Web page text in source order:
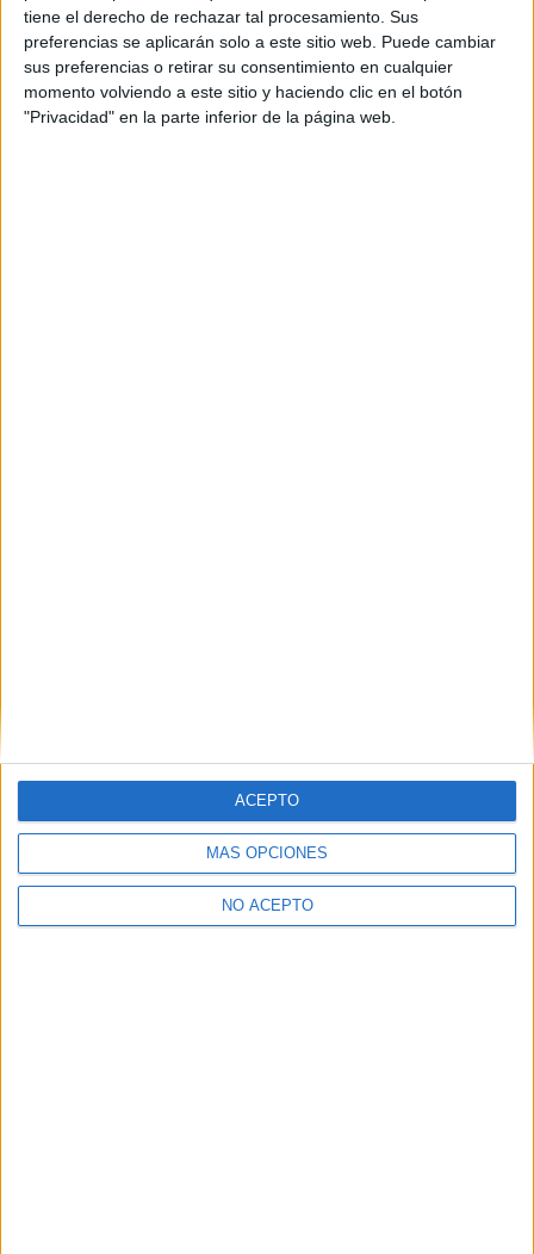
tiene el derecho de rechazar tal procesamiento. Sus
preferencias se aplicarán solo a este sitio web. Puede cambiar
sus preferencias o retirar su consentimiento en cualquier
momento volviendo a este sitio y haciendo clic en el botón
"Privacidad" en la parte inferior de la página web.
MÁS OPCIONES
NO ACEPTO
ACEPTO
Términos y Condiciones de Uso
Aceptolos Términos y Condicionesde uso*
Y como regalo de agradecimiento, por registrarte te daremos
gratis una copia de nuestro ebook con 100 consejos para tu
primer año de universidad